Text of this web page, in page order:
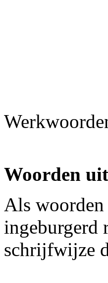
Woorden
Als woorden
ingeburgerd
schrijfwijze